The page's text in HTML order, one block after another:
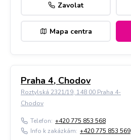
Zavolat
Mapa centra
Praha 4, Chodov
Roztylská 2321/19, 148 00 Praha 4-
Chodov
Telefon: +420 775 853 568
Info k zakázkám: +420 775 853 569